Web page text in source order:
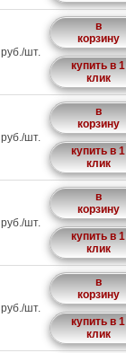
руб./шт.
в
корзину
купить в 1
клик
руб./шт.
в
корзину
купить в 1
клик
руб./шт.
в
корзину
купить в 1
клик
руб./шт.
в
корзину
купить в 1
клик